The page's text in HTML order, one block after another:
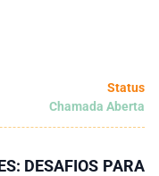
Status
Chamada Aberta
DESAFIOS PARA